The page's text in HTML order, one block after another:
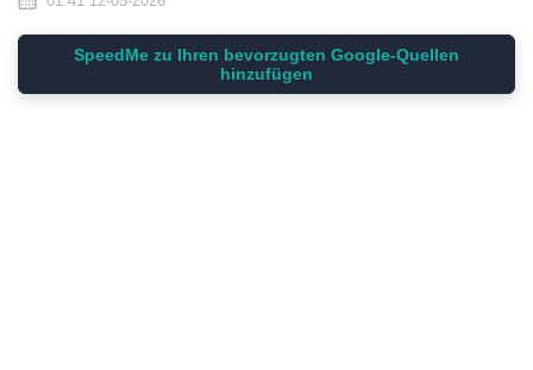
SpeedMe zu Ihren bevorzugten Google-Quellen
hinzufügen